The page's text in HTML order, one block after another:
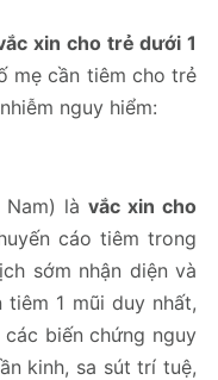
xin cho trẻ dưới 1
mẹ cần tiêm cho trẻ
nguy hiểm:
là vắc xin cho
cáo tiêm trong
sớm nhận diện và
1 mũi duy nhất,
biến chứng nguy
kinh, sa sút trí tuệ,